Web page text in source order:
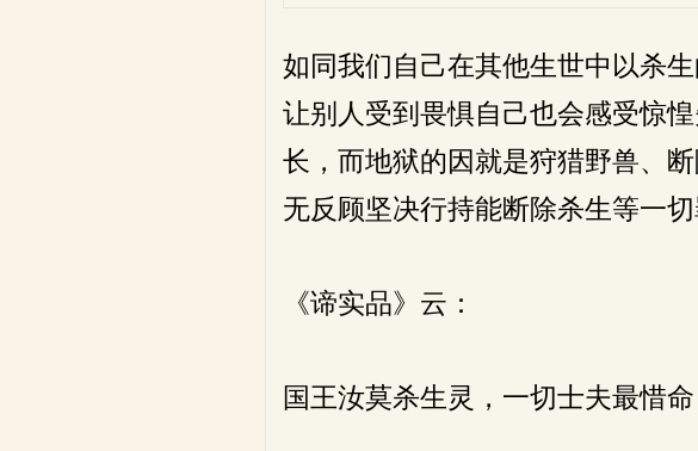
如同我们自己在其他生世中以杀
让别人受到畏惧自己也会感受惊
长，而地狱的因就是狩猎野兽、
无反顾坚决行持能断除杀生等一切
《谛实品》云：
国王汝莫杀生灵，一切士夫最惜命